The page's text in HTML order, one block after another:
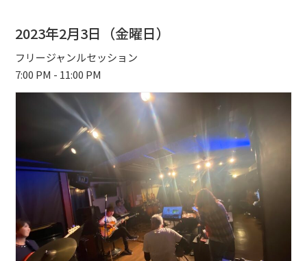
ACCESS
CONTACT
ブッキングライブ出演者募集！！
楽器機材等
初心者POPS
2023年2月3日（金曜日）
フリージャンルセッション
7:00 PM - 11:00 PM